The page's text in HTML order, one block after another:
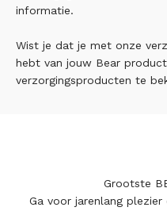
informatie.
Wist je dat je met onze
hebt van jouw Bear
verzorgingsproducten te
Grootste
Ga voor jarenlang plezier